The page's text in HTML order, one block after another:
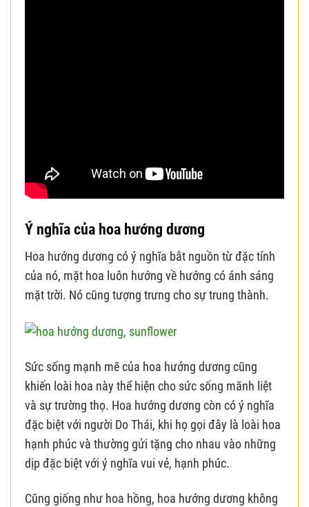
Ý nghĩa của hoa hướng dương
Hoa hướng dương có ý nghĩa bắt nguồn từ đặc tính
của nó, mặt hoa luôn hướng về hướng có ánh sáng
mặt trời. Nó cũng tượng trưng cho sự trung thành.
Sức sống mạnh mẽ của hoa hướng dương cũng
khiến loài hoa này thể hiện cho sức sống mãnh liệt
và sự trường thọ. Hoa hướng dương còn có ý nghĩa
đặc biệt với người Do Thái, khi họ gọi đây là loài hoa
hạnh phúc và thường gửi tặng cho nhau vào những
dịp đặc biệt với ý nghĩa vui vẻ, hạnh phúc.
Cũng giống như hoa hồng, hoa hướng dương không